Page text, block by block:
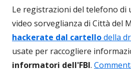
Le registrazioni del telefono di
video sorveglianza di Città del
hackerate dal cartellodella
usate per raccogliere
informatori dell'FBI.